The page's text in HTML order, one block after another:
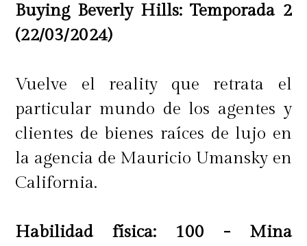
Buying Beverly Hills: Temporada 2
(22/03/2024)
Vuelve el reality que retrata el
particular mundo de los agentes y
clientes de bienes raíces de lujo en
la agencia de Mauricio Umansky en
California.
Habilidad física: 100 - Mina